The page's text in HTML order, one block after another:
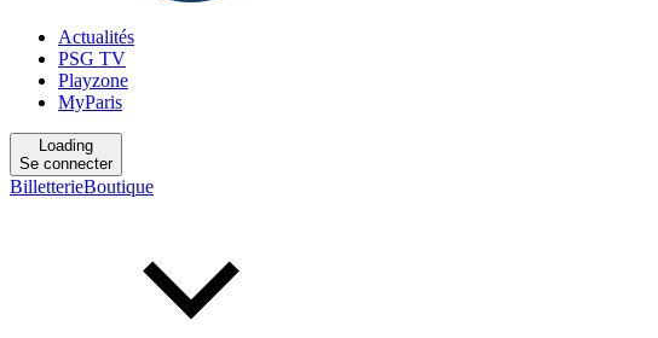
Actualités
PSG TV
Playzone
MyParis
Loading
Se connecter
BilletterieBoutique